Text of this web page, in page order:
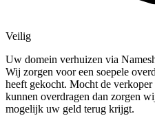
Veilig
Uw domein verhuizen via
Wij zorgen voor een soepele
heeft gekocht. Mocht de
kunnen overdragen dan zorgen
mogelijk uw geld terug krijgt.